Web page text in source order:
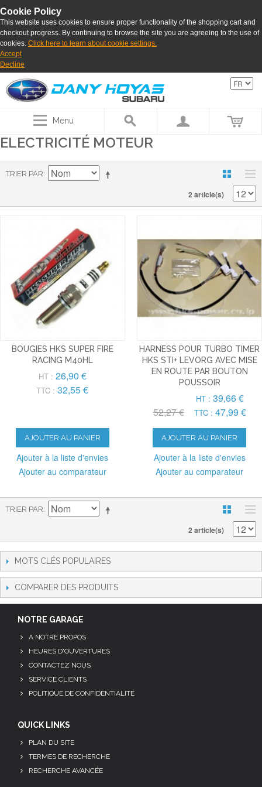
Cookie Policy
This website uses cookies to ensure proper functionality of the shopping cart and
checkout progress. By continuing to browse the site you are agreeing to the use of
cookies. Click here to learn about cookie settings.
Accept
Decline
Menu
ELECTRICITÉ MOTEUR
TRIER PAR
2 article(s)
BOUGIES HKS SUPER FIRE
RACING M40HL
HT : 26,90 €
TTC : 32,55 €
AJOUTER AU PANIER
Ajouter à la liste d'envies
Ajouter au comparateur
HARNESS POUR TURBO TIMER
HKS STI+ LEVORG AVEC MISE
EN ROUTE PAR BOUTON
POUSSOIR
52,27 €
HT : 39,66 €
TTC : 47,99 €
AJOUTER AU PANIER
Ajouter à la liste d'envies
Ajouter au comparateur
TRIER PAR
2 article(s)
MOTS CLÉS POPULAIRES
COMPARER DES PRODUITS
NOTRE GARAGE
A NOTRE PROPOS
HEURES D'OUVERTURES
CONTACTEZ NOUS
SERVICE CLIENTS
POLITIQUE DE CONFIDENTIALITÉ
QUICK LINKS
PLAN DU SITE
TERMES DE RECHERCHE
RECHERCHE AVANCÉE